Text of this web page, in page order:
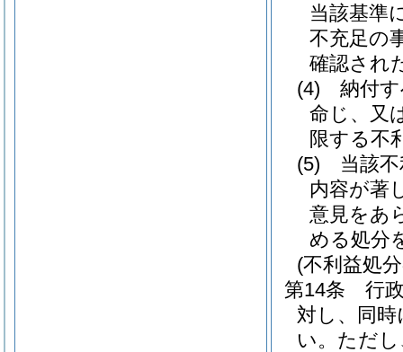
当該基準
不充足の
確認され
(4)
納付
命じ、又
限する不
(5)
当該
内容が著
意見をあ
める処分
(不利益処
第14条
行
対し、同
い。 ただ